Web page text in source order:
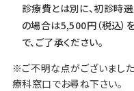
診療費とは別に、初診時
の場合は5,500円（税込）
で、ご了承ください。
※ご不明な点がございまし
療科窓口でお尋ね下さい。